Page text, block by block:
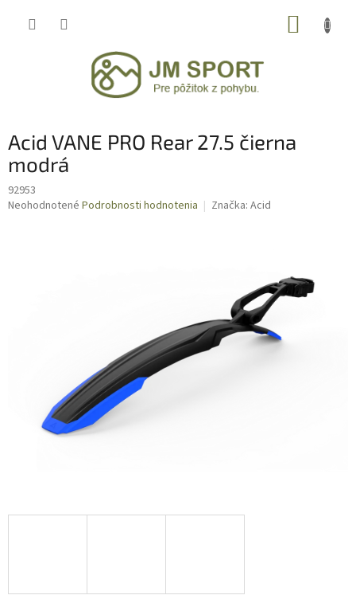
Acid VANE PRO Rear 27.5 čierna
modrá
92953
Priemerné
Neohodnotené Podrobnosti hodnotenia Značka: Acid